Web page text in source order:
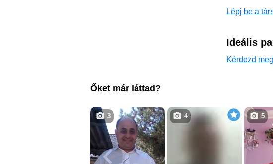
Lépj be a
Ideális
Kérdezd
Őket már láttad?
3 4 5